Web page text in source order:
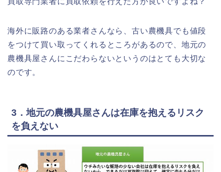
海外に販路のある業者さんなら、古い農機具でも値段
をつけて買い取ってくれるところがあるので、地元の
農機具屋さんにこだわらないというのはとても大切な
のです。
3．地元の農機具屋さんは在庫を抱えるリスク
を負えない